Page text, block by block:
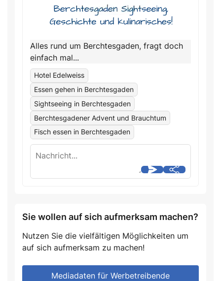
Alles rund um Berchtesgaden, fragt doch
einfach mal...
Hotel Edelweiss
Essen gehen in Berchtesgaden
Sightseeing in Berchtesgaden
Berchtesgadener Advent und Brauchtum
Fisch essen in Berchtesgaden
Sie wollen auf sich aufmerksam machen?
Nutzen Sie die vielfältigen Möglichkeiten um
auf sich aufmerksam zu machen!
Mediadaten für Werbetreibende